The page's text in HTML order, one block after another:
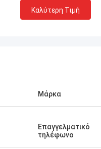
Καλύτερη Τιμή
Μάρκα
Επαγγελματικό
τηλέφωνο